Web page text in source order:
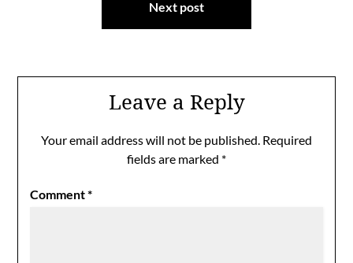
Next post
Leave a Reply
Your email address will not be published. Required
fields are marked *
Comment*